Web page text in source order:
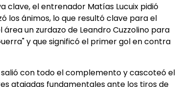
clave, el entrenador Matías Lucuix pidió
los ánimos, lo que resultó clave para el
un zurdazo de Leandro Cuzzolino para
y que significó el primer gol en contra
con todo el complemento y cascoteó el
atajadas fundamentales ante los tiros de